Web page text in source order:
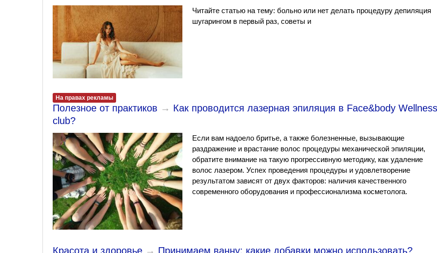
Читайте статью на тему: больно или нет делать процедуру депиляция
шугарингом в первый раз, советы и
На правах рекламы
Полезное от практиков → Как проводится лазерная эпиляция в Face&body Wellness
club?
Если вам надоело бритье, а также болезненные, вызывающие
раздражение и врастание волос процедуры механической эпиляции,
обратите внимание на такую прогрессивную методику, как удаление
волос лазером. Успех проведения процедуры и удовлетворение
результатом зависят от двух факторов: наличия качественного
современного оборудования и профессионализма косметолога.
Красота и здоровье → Принимаем ванну: какие добавки можно использовать?